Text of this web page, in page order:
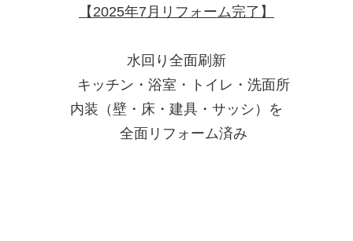
【2025年7月リフォーム完了】
水回り全面刷新
キッチン・浴室・トイレ・洗面所
内装（壁・床・建具・サッシ）を
全面リフォーム済み